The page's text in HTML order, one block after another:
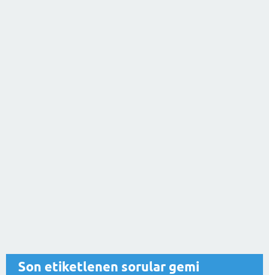
Son etiketlenen sorular gemi